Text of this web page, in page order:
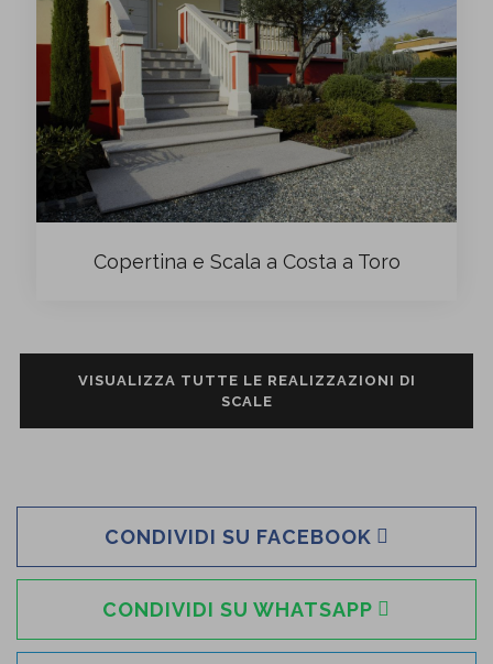
Copertina e Scala a Costa a Toro
VISUALIZZA TUTTE LE REALIZZAZIONI DI
SCALE
CONDIVIDI SU FACEBOOK
CONDIVIDI SU WHATSAPP